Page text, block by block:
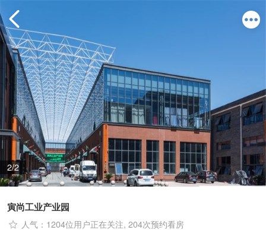
2/2
寅尚工业产业园
人气：1204位用户正在关注, 204次预约看房